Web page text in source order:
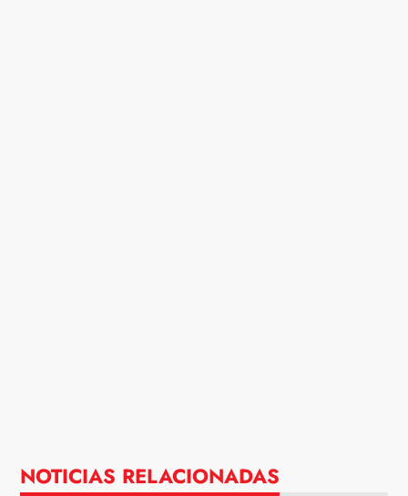
NOTICIAS RELACIONADAS